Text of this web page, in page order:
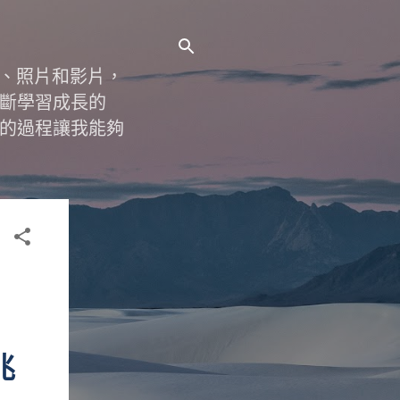
照片和影片，
學習成長的
過程讓我能夠